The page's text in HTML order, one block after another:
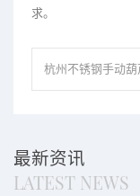
求。
杭州不锈钢手动葫
最新资讯
LATEST NEWS